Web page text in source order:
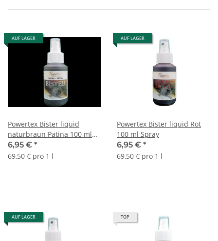
AUF LAGER
Powertex Bister liquid
naturbraun Patina 100 ml
Spray
6,95 € *
69,50 € pro 1 l
AUF LAGER
Powertex Bister liquid Rot
100 ml Spray
6,95 € *
69,50 € pro 1 l
AUF LAGER TOP